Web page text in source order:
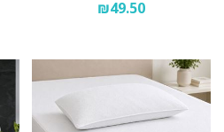
לשמיכה זוגית בגודל 200/220 ס"מ.
זוגית בגודל 200/220 ס"מ.
₪49.50